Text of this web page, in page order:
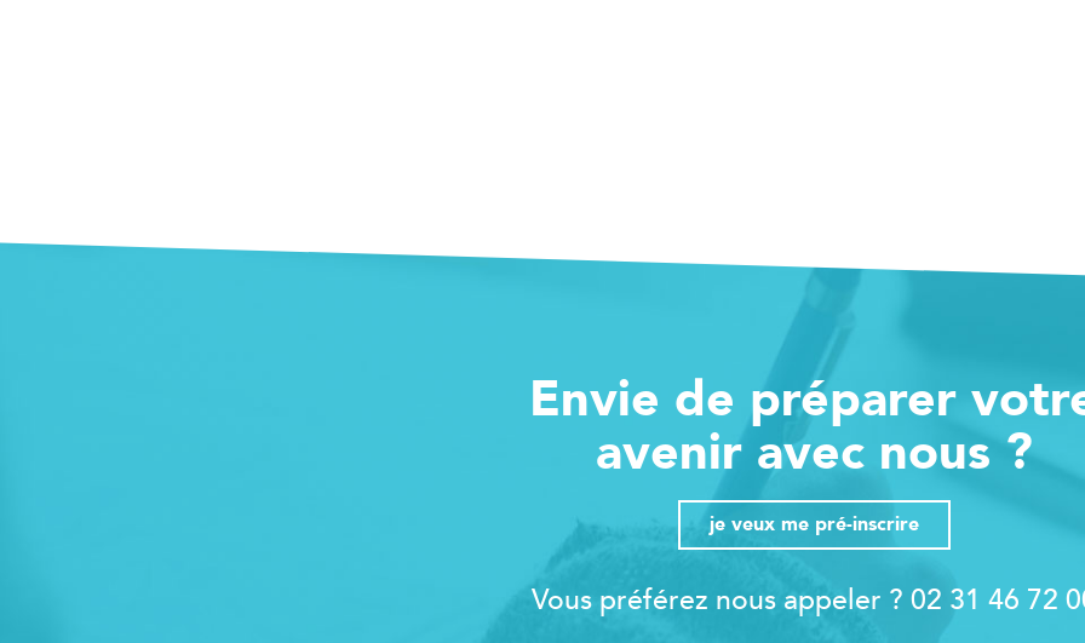
Envie de préparer
avenir avec nous ?
je veux me pré-inscrire
Vous préférez nous appeler ? 02 31 46 72